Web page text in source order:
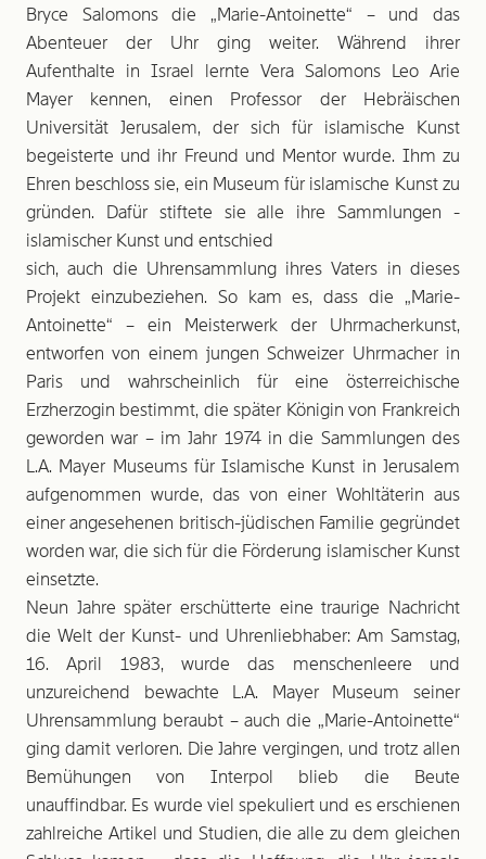
Bryce Salomons die „Marie-Antoinette“ – und das
Abenteuer der Uhr ging weiter. Während ihrer
Aufenthalte in Israel lernte Vera Salomons Leo Arie
Mayer kennen, einen Professor der Hebräischen
Universität Jerusalem, der sich für islamische Kunst
begeisterte und ihr Freund und Mentor wurde. Ihm zu
Ehren beschloss sie, ein Museum für islamische Kunst zu
gründen. Dafür stiftete sie alle ihre Sammlungen ­
islamischer Kunst und entschied
sich, auch die Uhrensammlung ihres Vaters in dieses
Projekt einzubeziehen. So kam es, dass die „Marie-
Antoinette“ – ein Meisterwerk der Uhrmacherkunst,
entworfen von einem jungen Schweizer Uhrmacher in
Paris und wahrscheinlich für eine österreichische
Erzherzogin bestimmt, die später Königin von Frankreich
geworden war – im Jahr 1974 in die Sammlungen des
L.A. Mayer Museums für Islamische Kunst in Jerusalem
aufgenommen wurde, das von einer Wohltäterin aus
einer angesehenen britisch-jüdischen Familie gegründet
worden war, die sich für die Förderung islamischer Kunst
einsetzte.
Neun Jahre später erschütterte eine traurige Nachricht
die Welt der Kunst- und Uhrenliebhaber: Am Samstag,
16. April 1983, wurde das menschenleere und
unzureichend bewachte L.A. Mayer Museum seiner
Uhrensammlung beraubt – auch die „Marie-Antoinette“
ging damit verloren. Die Jahre vergingen, und trotz allen
Bemühungen von Interpol blieb die Beute
unauffindbar. Es wurde viel spekuliert und es erschienen
zahlreiche Artikel und Studien, die alle zu dem gleichen